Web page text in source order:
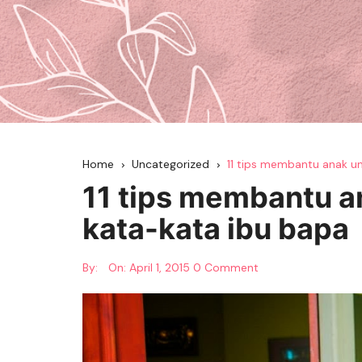
Home Uncategorized 11 tips membantu anak
11 tips membantu
kata-kata ibu bapa
By: On: April 1, 2015 0 Comment